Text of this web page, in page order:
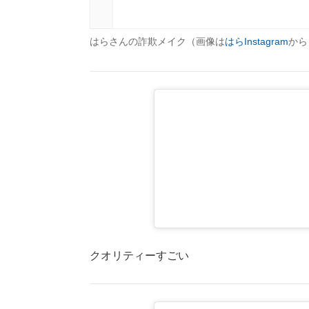
はらさんの詐欺メイク（画像ははらInstagramか
クオリティーすごい